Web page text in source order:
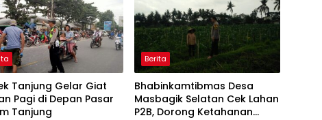
Tanjung Gelar Giat
Pagi di Depan Pasar
Tanjung
Berita
Bhabinkamtibmas Desa
Masbagik Selatan Cek Lahan
P2B, Dorong Ketahanan